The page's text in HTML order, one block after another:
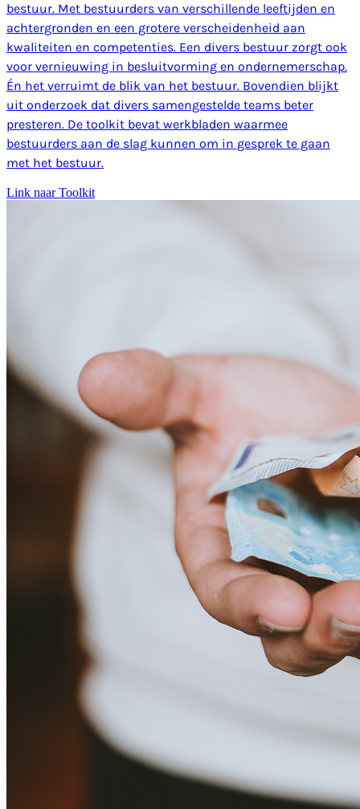
bestuur. Met bestuurders van verschillende leeftijden en
achtergronden en een grotere verscheidenheid aan
kwaliteiten en competenties. Een divers bestuur zorgt ook
voor vernieuwing in besluitvorming en ondernemerschap.
Én het verruimt de blik van het bestuur. Bovendien blijkt
uit onderzoek dat divers samengestelde teams beter
presteren. De toolkit bevat werkbladen waarmee
bestuurders aan de slag kunnen om in gesprek te gaan
met het bestuur.
Link naar Toolkit